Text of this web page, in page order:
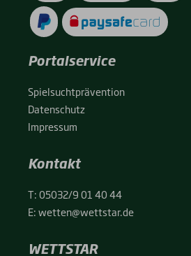
Portalservice
Spiel­sucht­prä­ven­ti­on
Daten­schutz
Impres­sum
Kontakt
T:05032/9 01 40 44
E:wetten@wettstar.de
WETTSTAR